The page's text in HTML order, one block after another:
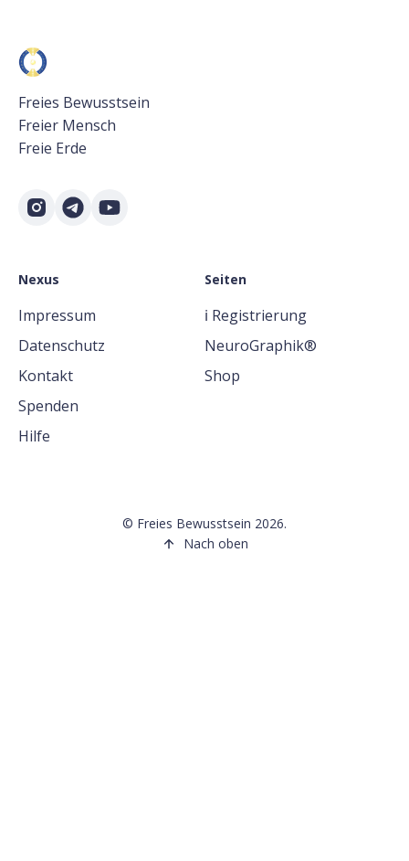
Freies Bewusstsein
Freier Mensch
Freie Erde
Nexus
Impressum
Datenschutz
Kontakt
Spenden
Hilfe
Seiten
ℹ️ Registrierung
NeuroGraphik®
Shop
© Freies Bewusstsein 2026.
Nach oben